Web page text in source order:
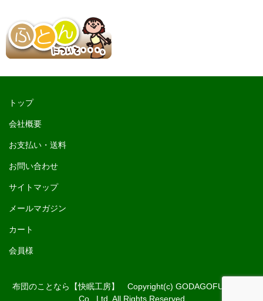
トップ
会社概要
お支払い・送料
お問い合わせ
サイトマップ
メールマガジン
カート
会員様
布団のことなら【快眠工房】 Copyright(c) GODAGOFUKUTEN
Co., Ltd. All Rights Reserved